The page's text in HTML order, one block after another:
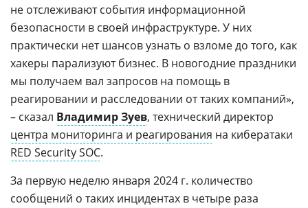
не отслеживают события информационной
безопасности в своей инфраструктуре. У них
практически нет шансов узнать о взломе до того, как
хакеры парализуют бизнес. В новогодние праздники
мы получаем вал запросов на помощь в
реагировании и расследовании от таких компаний»,
– сказал Владимир Зуев, технический директор
центра мониторинга и реагирования на кибератаки
RED Security SOC.
За первую неделю января 2024 г. количество
сообщений о таких инцидентах в четыре раза